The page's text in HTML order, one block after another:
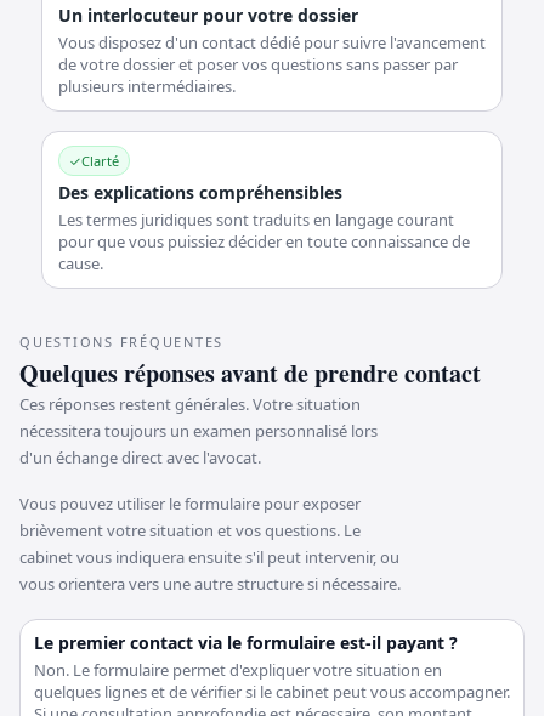
Un interlocuteur pour votre dossier
Vous disposez d'un contact dédié pour suivre l'avancement
de votre dossier et poser vos questions sans passer par
plusieurs intermédiaires.
✓Clarté
Des explications compréhensibles
Les termes juridiques sont traduits en langage courant
pour que vous puissiez décider en toute connaissance de
cause.
QUESTIONS FRÉQUENTES
Quelques réponses avant de prendre contact
Ces réponses restent générales. Votre situation
nécessitera toujours un examen personnalisé lors
d'un échange direct avec l'avocat.
Vous pouvez utiliser le formulaire pour exposer
brièvement votre situation et vos questions. Le
cabinet vous indiquera ensuite s'il peut intervenir, ou
vous orientera vers une autre structure si nécessaire.
Le premier contact via le formulaire est-il payant ?
Non. Le formulaire permet d'expliquer votre situation en
quelques lignes et de vérifier si le cabinet peut vous accompagner.